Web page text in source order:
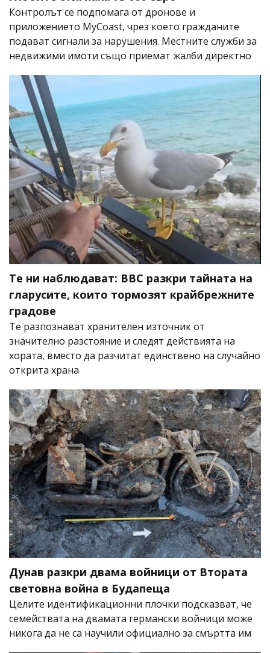
Контролът се подпомага от дронове и
приложението MyCoast, чрез което гражданите
подават сигнали за нарушения. Местните служби за
недвижими имоти също приемат жалби директно
Те ни наблюдават: BBC разкри тайната на
гларусите, които тормозят крайбрежните
градове
Те разпознават хранителен източник от
значително разстояние и следят действията на
хората, вместо да разчитат единствено на случайно
открита храна
Дунав разкри двама войници от Втората
световна война в Будапеща
Целите идентификационни плочки подсказват, че
семействата на двамата германски войници може
никога да не са научили официално за смъртта им